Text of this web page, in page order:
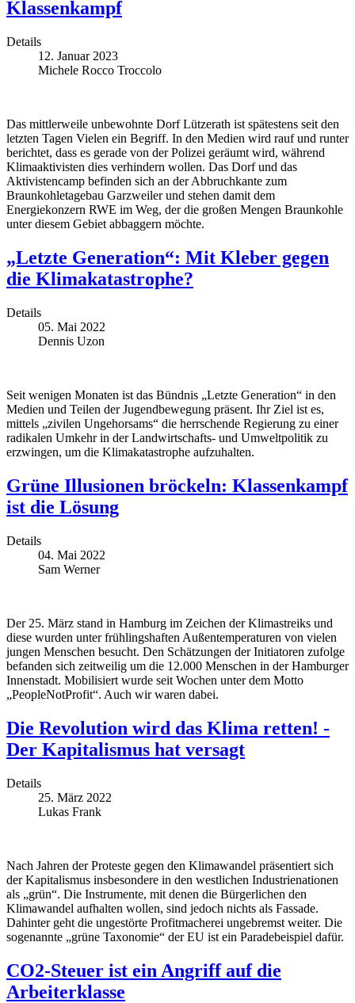
Klassenkampf
Details
12. Januar 2023
Michele Rocco Troccolo
Das mittlerweile unbewohnte Dorf Lützerath ist spätestens seit den
letzten Tagen Vielen ein Begriff. In den Medien wird rauf und runter
berichtet, dass es gerade von der Polizei geräumt wird, während
Klimaaktivisten dies verhindern wollen. Das Dorf und das
Aktivistencamp befinden sich an der Abbruchkante zum
Braunkohletagebau Garzweiler und stehen damit dem
Energiekonzern RWE im Weg, der die großen Mengen Braunkohle
unter diesem Gebiet abbaggern möchte.
„Letzte Generation“: Mit Kleber gegen
die Klimakatastrophe?
Details
05. Mai 2022
Dennis Uzon
Seit wenigen Monaten ist das Bündnis „Letzte Generation“ in den
Medien und Teilen der Jugendbewegung präsent. Ihr Ziel ist es,
mittels „zivilen Ungehorsams“ die herrschende Regierung zu einer
radikalen Umkehr in der Landwirtschafts- und Umweltpolitik zu
erzwingen, um die Klimakatastrophe aufzuhalten.
Grüne Illusionen bröckeln: Klassenkampf
ist die Lösung
Details
04. Mai 2022
Sam Werner
Der 25. März stand in Hamburg im Zeichen der Klimastreiks und
diese wurden unter frühlingshaften Außentemperaturen von vielen
jungen Menschen besucht. Den Schätzungen der Initiatoren zufolge
befanden sich zeitweilig um die 12.000 Menschen in der Hamburger
Innenstadt. Mobilisiert wurde seit Wochen unter dem Motto
„PeopleNotProfit“. Auch wir waren dabei.
Die Revolution wird das Klima retten! -
Der Kapitalismus hat versagt
Details
25. März 2022
Lukas Frank
Nach Jahren der Proteste gegen den Klimawandel präsentiert sich
der Kapitalismus insbesondere in den westlichen Industrienationen
als „grün“. Die Instrumente, mit denen die Bürgerlichen den
Klimawandel aufhalten wollen, sind jedoch nichts als Fassade.
Dahinter geht die ungestörte Profitmacherei ungebremst weiter. Die
sogenannte „grüne Taxonomie“ der EU ist ein Paradebeispiel dafür.
CO2-Steuer ist ein Angriff auf die
Arbeiterklasse